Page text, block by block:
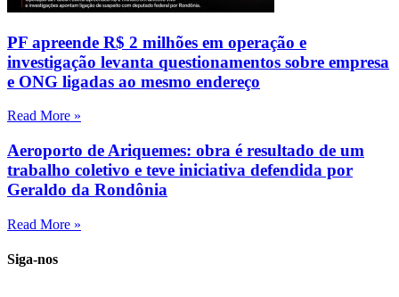
PF apreende R$ 2 milhões em operação e
investigação levanta questionamentos sobre empresa
e ONG ligadas ao mesmo endereço
Read More »
Aeroporto de Ariquemes: obra é resultado de um
trabalho coletivo e teve iniciativa defendida por
Geraldo da Rondônia
Read More »
Siga-nos